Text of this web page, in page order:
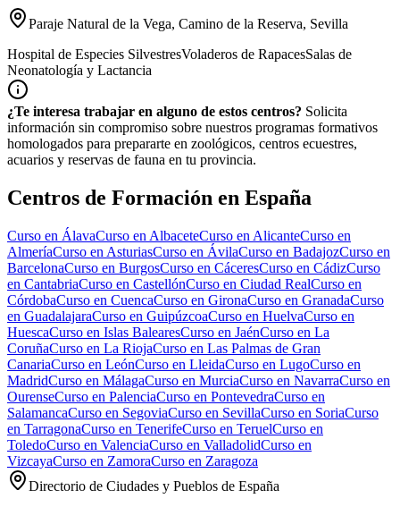
Paraje Natural de la Vega, Camino de la Reserva, Sevilla
Hospital de Especies SilvestresVoladeros de RapacesSalas de
Neonatología y Lactancia
¿Te interesa trabajar en alguno de estos centros? Solicita
información sin compromiso sobre nuestros programas formativos
homologados para prepararte en zoológicos, centros ecuestres,
acuarios y reservas de fauna en tu provincia.
Centros de Formación en España
Curso en ÁlavaCurso en AlbaceteCurso en AlicanteCurso en
AlmeríaCurso en AsturiasCurso en ÁvilaCurso en BadajozCurso en
BarcelonaCurso en BurgosCurso en CáceresCurso en CádizCurso
en CantabriaCurso en CastellónCurso en Ciudad RealCurso en
CórdobaCurso en CuencaCurso en GironaCurso en GranadaCurso
en GuadalajaraCurso en GuipúzcoaCurso en HuelvaCurso en
HuescaCurso en Islas BalearesCurso en JaénCurso en La
CoruñaCurso en La RiojaCurso en Las Palmas de Gran
CanariaCurso en LeónCurso en LleidaCurso en LugoCurso en
MadridCurso en MálagaCurso en MurciaCurso en NavarraCurso en
OurenseCurso en PalenciaCurso en PontevedraCurso en
SalamancaCurso en SegoviaCurso en SevillaCurso en SoriaCurso
en TarragonaCurso en TenerifeCurso en TeruelCurso en
ToledoCurso en ValenciaCurso en ValladolidCurso en
VizcayaCurso en ZamoraCurso en Zaragoza
Directorio de Ciudades y Pueblos de España